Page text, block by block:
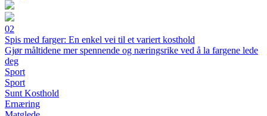
02
Spis med farger: En enkel vei til et variert kosthold
Gjør måltidene mer spennende og næringsrike ved å la fargene lede
deg
Sport
Sport
Sunt Kosthold
Ernæring